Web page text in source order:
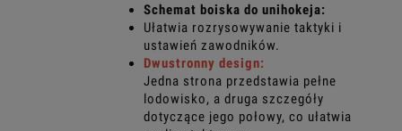
Schemat boiska do unihokeja:
Ułatwia rozrysowywanie taktyki i
ustawień zawodników.
Dwustronny design:
Jedna strona przedstawia pełne
lodowisko, a druga szczegóły
dotyczące jego połowy, co ułatwia